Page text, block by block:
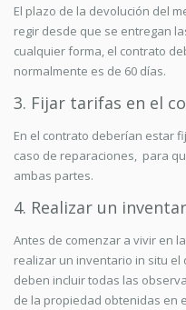
El plazo de la devolución del
regir desde que se entregan
cualquier forma, el contrato
normalmente es de 60 días.
3. Fijar tarifas en el
En el contrato deberían estar
caso de reparaciones, para
ambas partes.
4. Realizar un
Antes de comenzar a vivir en
realizar un inventario in situ el
deben incluir todas las
de la propiedad obtenidas en